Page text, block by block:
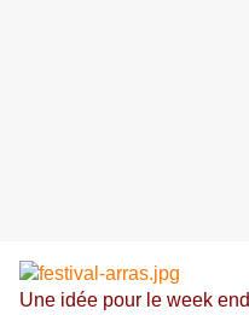
Une idée pour le week